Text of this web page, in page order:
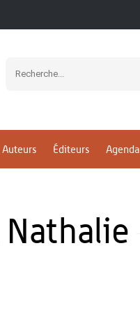
Auteurs Éditeurs Agenda
Nathalie